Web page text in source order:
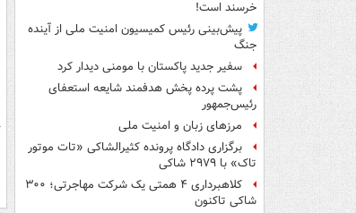
خرسند است!
پیش‌بینی رئیس کمیسیون امنیت ملی از آینده
جنگ
سفیر جدید پاکستان با مومنی دیدار کرد
پشت پرده پخش هدفمند شایعه استعفای
رئیس‌جمهور
مرزهای زبان و امنیت ملی
برگزاری دادگاه پرونده کثیرالشاکی «تات موتور
تاک» با ۲۹۷۹ شاکی
کلاهبرداری ۴ همتی یک شرکت مهاجرتی؛ ۳۰۰
شاکی تاکنون